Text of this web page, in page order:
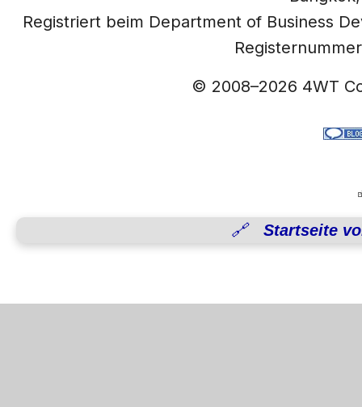
Registriert beim Department of Business
© 2008–2026 4WT
🔗 Startseite